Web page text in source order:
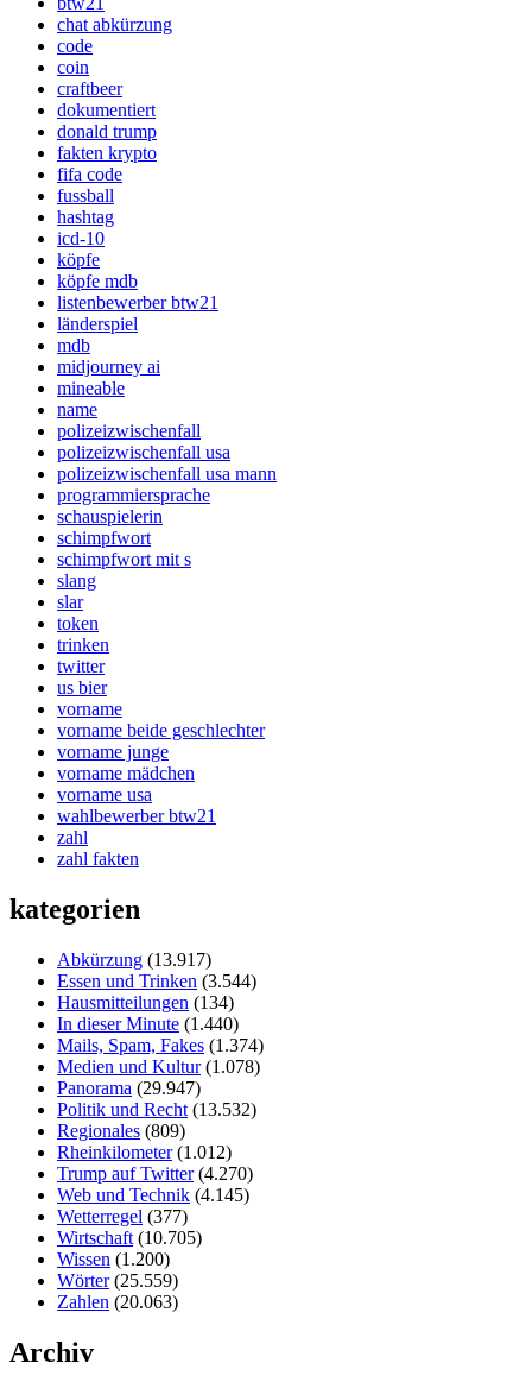
chat abkürzung
code
coin
craftbeer
dokumentiert
donald trump
fakten krypto
fifa code
fussball
hashtag
icd-10
köpfe
köpfe mdb
listenbewerber btw21
länderspiel
mdb
midjourney ai
mineable
name
polizeizwischenfall
polizeizwischenfall usa
polizeizwischenfall usa mann
programmiersprache
schauspielerin
schimpfwort
schimpfwort mit s
slang
slar
token
trinken
twitter
us bier
vorname
vorname beide geschlechter
vorname junge
vorname mädchen
vorname usa
wahlbewerber btw21
zahl
zahl fakten
kategorien
Abkürzung (13.917)
Essen und Trinken (3.544)
Hausmitteilungen (134)
In dieser Minute (1.440)
Mails, Spam, Fakes (1.374)
Medien und Kultur(1.078)
Panorama (29.947)
Politik und Recht (13.532)
Regionales (809)
Rheinkilometer(1.012)
Trump auf Twitter(4.270)
Web und Technik (4.145)
Wetterregel (377)
Wirtschaft (10.705)
Wissen (1.200)
Wörter(25.559)
Zahlen (20.063)
Archiv